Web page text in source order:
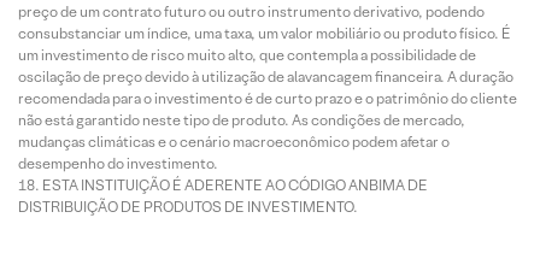
preço de um contrato futuro ou outro instrumento derivativo, podendo
consubstanciar um índice, uma taxa, um valor mobiliário ou produto físico. É
um investimento de risco muito alto, que contempla a possibilidade de
oscilação de preço devido à utilização de alavancagem financeira. A duração
recomendada para o investimento é de curto prazo e o patrimônio do cliente
não está garantido neste tipo de produto. As condições de mercado,
mudanças climáticas e o cenário macroeconômico podem afetar o
desempenho do investimento.
ESTA INSTITUIÇÃO É ADERENTE AO CÓDIGO ANBIMA DE
DISTRIBUIÇÃO DE PRODUTOS DE INVESTIMENTO.